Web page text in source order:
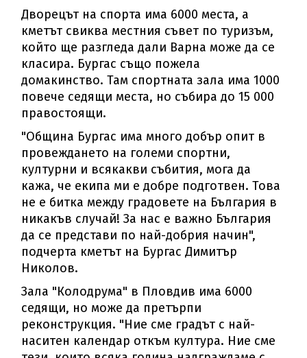
Дворецът на спорта има 6000 места, а
кметът свиква местния съвет по туризъм,
който ще разгледа дали Варна може да се
класира. Бургас също пожела
домакинство. Там спортната зала има 1000
повече седящи места, но събира до 15 000
правостоящи.
"Община Бургас има много добър опит в
провеждането на големи спортни,
културни и всякакви събития, мога да
кажа, че екипа ми е добре подготвен. Това
не е битка между градовете на България в
никакъв случай! За нас е важно България
да се представи по най-добрия начин",
подчерта кметът на Бургас Димитър
Николов.
Зала "Колодрума" в Пловдив има 6000
седящи, но може да претърпи
реконструкция. "Ние сме градът с най-
наситен календар откъм култура. Ние сме